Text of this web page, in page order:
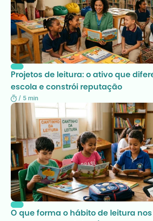
Projetos de leitura: o ativo que
escola e constrói reputação
/ 5 min
O que forma o hábito de leitura